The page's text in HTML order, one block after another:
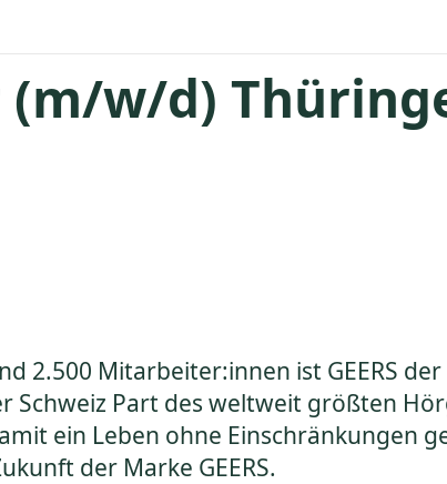
w/d)
2.500 Mitarbeiter:innen ist GEERS
Schweiz Part des weltweit größten
ein Leben ohne Einschränkungen
der Marke GEERS.